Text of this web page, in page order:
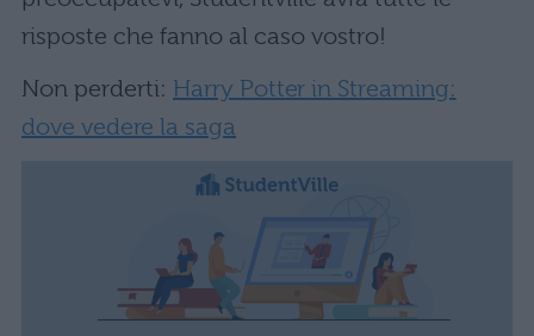
risposte che fanno al caso vostro!
Non perderti: Harry Potter in Streaming:
dove vedere la saga